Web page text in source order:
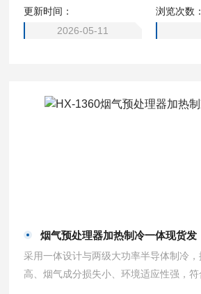
更新时间：
2026-05-11
浏览次数：
烟气预处理器加热制冷一体现货发
采用一体设计与两级大功率半导体制冷
高、烟气成分损失小、环境适应性强，